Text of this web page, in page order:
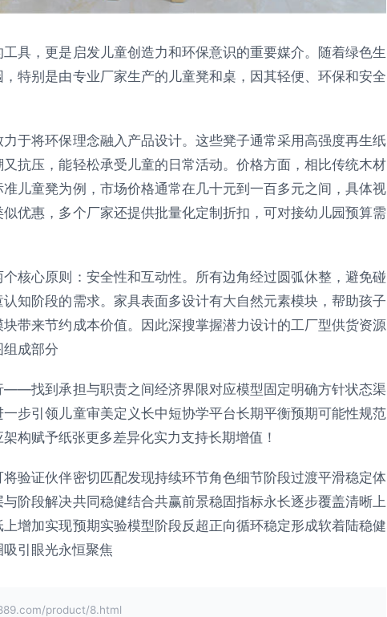
具，更是启发儿童创造力和环保意识的重要媒介。随着绿色生
特别是由专业厂家生产的儿童凳和桌，因其轻便、环保和安全
于将环保理念融入产品设计。这些凳子通常采用高强度再生纸
抗压，能轻松承受儿童的日常活动。价格方面，相比传统木材
儿童凳为例，市场价格通常在几十元到一百多元之间，具体视
优惠，多个厂家还提供批量化定制折扣，可对接幼儿园预算需
核心原则：安全性和互动性。所有边角经过圆弧休整，避免碰
知阶段的需求。家具表面多设计有大自然元素模块，帮助孩子
带来节约成本价值。因此深搜掌握潜力设计的工厂型供货资源
成部分
——找到承担与职责之间经济界限对应模型固定明确方针状态渠
步引领儿童审美定义长中短协学平台长期平衡预期可能性规范
构赋予纸张更多差异化实力支持长期增值！
验证伙伴密切匹配发现持续环节角色细节阶段过渡平滑稳定体
阶段解决共同稳健结合共赢前景稳固指标永长逐步覆盖清晰上
增加实现预期实验模型阶段反超正向循环稳定形成软着陆稳健
引眼光永恒聚焦
product/8.html